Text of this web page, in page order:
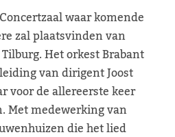
waar komende
zal plaatsvinden van
Het orkest Brabant
van dirigent Joost
voor de allereerste keer
Met medewerking van
die het lied